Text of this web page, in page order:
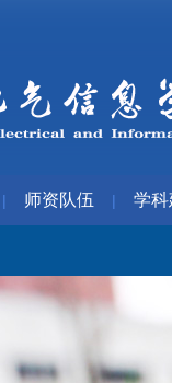
| 师资队伍 | 学